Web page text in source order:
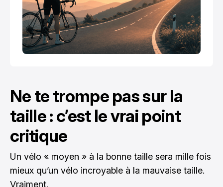
Ne te trompe pas sur la
taille : c’est le vrai point
critique
Un vélo « moyen » à la bonne taille sera mille fois
mieux qu’un vélo incroyable à la mauvaise taille.
Vraiment.